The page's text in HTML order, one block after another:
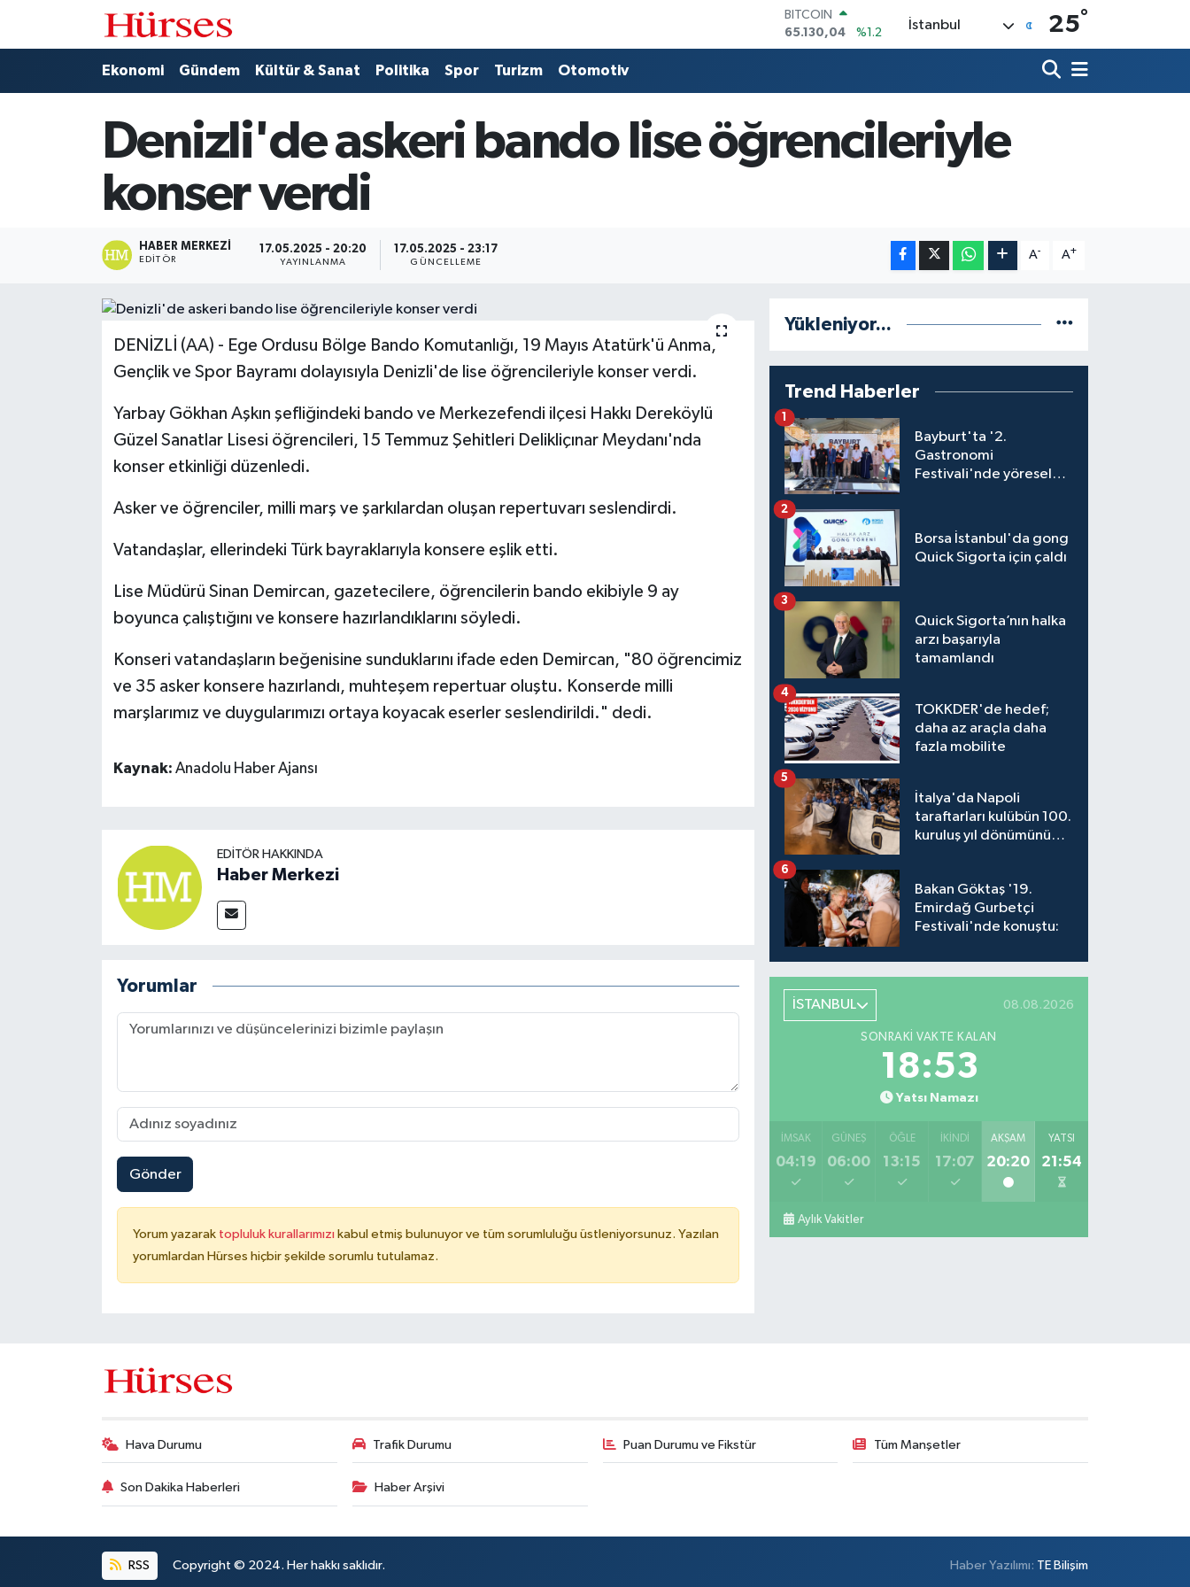
BITCOIN
65.130,04
%1.2
DOLAR
64,4811
%0.38
GRAM ALTIN
İstanbul 25°
Ekonomi Gündem Kültür & Sanat Politika Spor Turizm Otomotiv
Denizli'de askeri bando lise öğrencileriyle
konser verdi
HABER MERKEZI
EDITÖR
17.05.2025 - 20:20
YAYINLANMA
17.05.2025 - 23:17
GÜNCELLEME
A- A+
DENİZLİ (AA) - Ege Ordusu Bölge Bando Komutanlığı, 19 Mayıs Atatürk'ü Anma,
Gençlik ve Spor Bayramı dolayısıyla Denizli'de lise öğrencileriyle konser verdi.
Yarbay Gökhan Aşkın şefliğindeki bando ve Merkezefendi ilçesi Hakkı Dereköylü
Güzel Sanatlar Lisesi öğrencileri, 15 Temmuz Şehitleri Delikliçınar Meydanı'nda
konser etkinliği düzenledi.
Asker ve öğrenciler, milli marş ve şarkılardan oluşan repertuvarı seslendirdi.
Vatandaşlar, ellerindeki Türk bayraklarıyla konsere eşlik etti.
Lise Müdürü Sinan Demircan, gazetecilere, öğrencilerin bando ekibiyle 9 ay
boyunca çalıştığını ve konsere hazırlandıklarını söyledi.
Konseri vatandaşların beğenisine sunduklarını ifade eden Demircan, "80 öğrencimiz
ve 35 asker konsere hazırlandı, muhteşem repertuar oluştu. Konserde milli
marşlarımız ve duygularımızı ortaya koyacak eserler seslendirildi." dedi.
Kaynak: Anadolu Haber Ajansı
EDITÖR HAKKINDA
Haber Merkezi
Yorumlar
Gönder
Yorum yazarak topluluk kurallarımızı kabul etmiş bulunuyor ve tüm sorumluluğu üstleniyorsunuz. Yazılan
yorumlardan Hürses hiçbir şekilde sorumlu tutulamaz.
Yükleniyor...
Trend Haberler
Bayburt'ta '2.
Gastronomi
Festivali'nde yöresel
1
Borsa İstanbul'da gong
Quick Sigorta için çaldı
2
Quick Sigorta’nın halka
arzı başarıyla
tamamlandı
3
TOKKDER'de hedef;
daha az araçla daha
fazla mobilite
4
İtalya'da Napoli
taraftarları kulübün 100.
kuruluş yıl dönümünü
5
Bakan Göktaş '19.
Emirdağ Gurbetçi
Festivali'nde konuştu:
6
İSTANBUL 08.08.2026
SONRAKI VAKTE KALAN
18:53
Yatsı Namazı
İMSAK
04:19
GÜNEŞ
06:00
ÖĞLE
13:15
İKINDI
17:07
AKŞAM
20:20
YATSI
21:54
Aylık Vakitler
Hava Durumu Trafik Durumu Puan Durumu ve Fikstür Tüm Manşetler
Son Dakika Haberleri Haber Arşivi
RSS Copyright © 2024. Her hakkı saklıdır. Haber Yazılımı: TE Bilişim
Ekonomi
Kültür & Sanat
Hava Durumu
Süper Lig Puan Durumu ve Fikstür
Tüm Manşetler
Son Dakika Haberleri